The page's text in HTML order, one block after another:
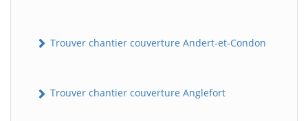
Trouver chantier couverture Andert-et-Condon
Trouver chantier couverture Anglefort